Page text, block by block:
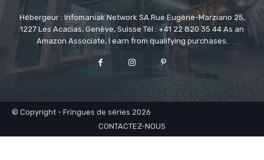
Hébergeur : Infomaniak Network SA Rue Eugène-Marziano 25,
1227 Les Acacias, Genève, Suisse Tél : +41 22 820 35 44 As an
Amazon Associate, I earn from qualifying purchases.
© Copyright - Fringues de séries 2026
CONTACTEZ-NOUS